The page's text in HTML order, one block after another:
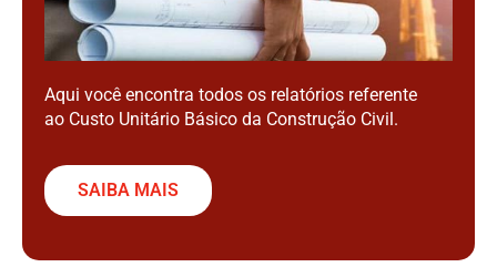
Aqui você encontra todos os relatórios referente
ao Custo Unitário Básico da Construção Civil.
SAIBA MAIS